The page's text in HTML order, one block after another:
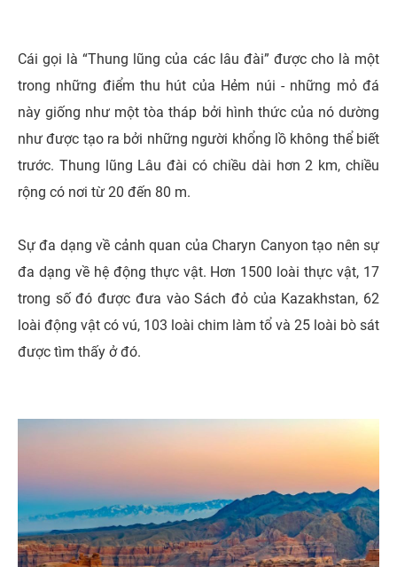
Cái gọi là “Thung lũng của các lâu đài” được cho là một
trong những điểm thu hút của Hẻm núi - những mỏ đá
này giống như một tòa tháp bởi hình thức của nó dường
như được tạo ra bởi những người khổng lồ không thể biết
trước. Thung lũng Lâu đài có chiều dài hơn 2 km, chiều
rộng có nơi từ 20 đến 80 m.
Sự đa dạng về cảnh quan của Charyn Canyon tạo nên sự
đa dạng về hệ động thực vật. Hơn 1500 loài thực vật, 17
trong số đó được đưa vào Sách đỏ của Kazakhstan, 62
loài động vật có vú, 103 loài chim làm tổ và 25 loài bò sát
được tìm thấy ở đó.